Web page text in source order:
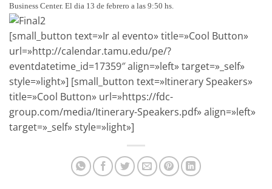
Business Center. El dia 13 de febrero a las 9:50 hs.
[small_button text=»Ir al evento» title=»Cool Button»
url=»http://calendar.tamu.edu/pe/?
eventdatetime_id=17359″ align=»left» target=»_self»
style=»light»] [small_button text=»Itinerary Speakers»
title=»Cool Button» url=»https://fdc-
group.com/media/Itinerary-Speakers.pdf» align=»left»
target=»_self» style=»light»]